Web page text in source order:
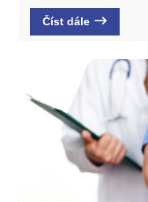
Číst dále